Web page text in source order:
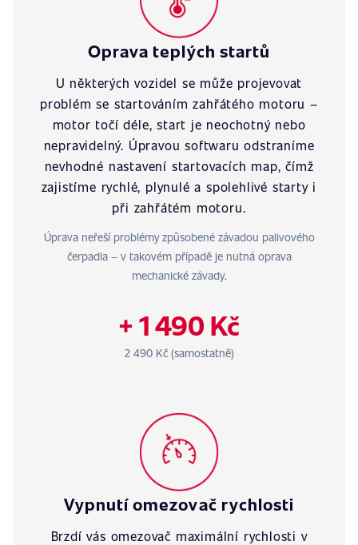
Oprava teplých startů
U některých vozidel se může projevovat
problém se startováním zahřátého motoru –
motor točí déle, start je neochotný nebo
nepravidelný. Úpravou softwaru odstraníme
nevhodné nastavení startovacích map, čímž
zajistíme rychlé, plynulé a spolehlivé starty i
při zahřátém motoru.
Úprava neřeší problémy způsobené závadou palivového
čerpadla – v takovém případě je nutná oprava
mechanické závady.
+ 1 490 Kč
2 490 Kč (samostatně)
Vypnutí omezovač rychlosti
Brzdí vás omezovač maximální rychlosti v